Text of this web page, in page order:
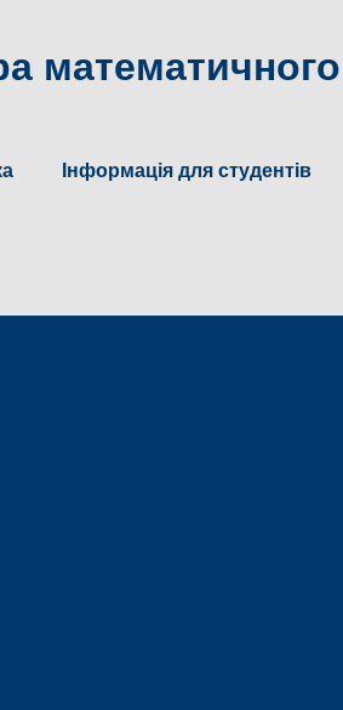
математичного
Інформація для студентів